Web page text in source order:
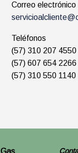
Correo electrónico
Teléfonos
(57) 310 207 4550
(57) 607 654 2266
(57) 310 550 1140